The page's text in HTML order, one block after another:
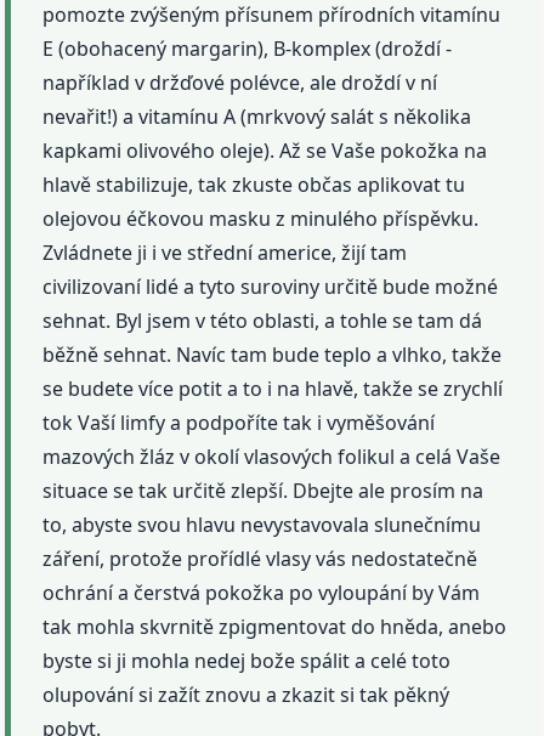
pomozte zvýšeným přísunem přírodních vitamínu
E (obohacený margarin), B-komplex (droždí -
například v držďové polévce, ale droždí v ní
nevařit!) a vitamínu A (mrkvový salát s několika
kapkami olivového oleje). Až se Vaše pokožka na
hlavě stabilizuje, tak zkuste občas aplikovat tu
olejovou éčkovou masku z minulého příspěvku.
Zvládnete ji i ve střední americe, žijí tam
civilizovaní lidé a tyto suroviny určitě bude možné
sehnat. Byl jsem v této oblasti, a tohle se tam dá
běžně sehnat. Navíc tam bude teplo a vlhko, takže
se budete více potit a to i na hlavě, takže se zrychlí
tok Vaší limfy a podpoříte tak i vyměšování
mazových žláz v okolí vlasových folikul a celá Vaše
situace se tak určitě zlepší. Dbejte ale prosím na
to, abyste svou hlavu nevystavovala slunečnímu
záření, protože prořídlé vlasy vás nedostatečně
ochrání a čerstvá pokožka po vyloupání by Vám
tak mohla skvrnitě zpigmentovat do hněda, anebo
byste si ji mohla nedej bože spálit a celé toto
olupování si zažít znovu a zkazit si tak pěkný
pobyt.